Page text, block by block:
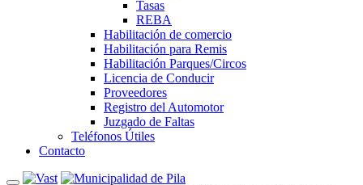
Tasas
REBA
Habilitación de comercio
Habilitación para Remis
Habilitación Parques/Circos
Licencia de Conducir
Proveedores
Registro del Automotor
Juzgado de Faltas
Teléfonos Útiles
Contacto